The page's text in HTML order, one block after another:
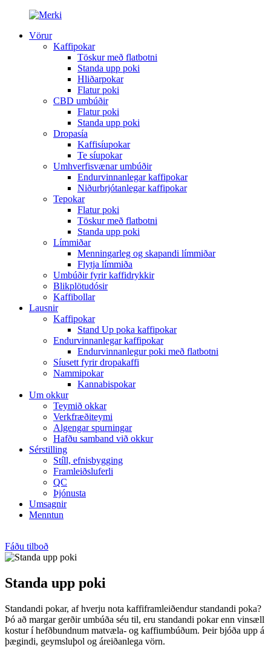
Vörur
Kaffipokar
Töskur með flatbotni
Standa upp poki
Hliðarpokar
Flatur poki
CBD umbúðir
Flatur poki
Standa upp poki
Dropasía
Kaffisíupokar
Te síupokar
Umhverfisvænar umbúðir
Endurvinnanlegar kaffipokar
Niðurbrjótanlegar kaffipokar
Tepokar
Flatur poki
Töskur með flatbotni
Standa upp poki
Límmiðar
Menningarleg og skapandi límmiðar
Flytja límmiða
Umbúðir fyrir kaffidrykkir
Blikplötudósir
Kaffibollar
Lausnir
Kaffipokar
Stand Up poka kaffipokar
Endurvinnanlegar kaffipokar
Endurvinnanlegur poki með flatbotni
Síusett fyrir dropakaffi
Nammipokar
Kannabispokar
Um okkur
Teymið okkar
Verkfræðiteymi
Algengar spurningar
Hafðu samband við okkur
Sérstilling
Stíll, efnisbygging
Framleiðsluferli
QC
Þjónusta
Umsagnir
Menntun
Fáðu tilboð
Standa upp poki
Standandi pokar, af hverju nota kaffiframleiðendur standandi poka?
Þó að margar gerðir umbúða séu til, eru standandi pokar enn vinsæll
kostur í hefðbundnum matvæla- og kaffiumbúðum. Þeir bjóða upp á
þægindi, geymsluþol og áreiðanlega vörn.